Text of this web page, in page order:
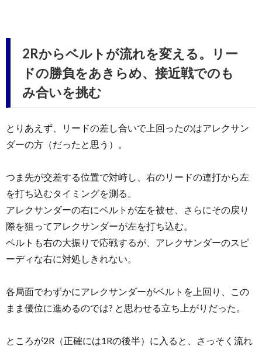
2Rからベルトが流れを変える。リー
ドの勝負をあきらめ、接近戦でのも
み合いを挑む
とりあえず、リードの差し合いで上回ったのはアレクサン
ダーの方（だったと思う）。
つま先が交差する位置で対峙し、右のリードの連打から左
を打ち込むタイミングを測る。
アレクサンダーの右にベルトが左を被せ、さらにその戻り
際を狙ってアレクサンダーが左を打ち込む。
ベルトも右の大振りで応戦するが、アレクサンダーのスピ
ーディな右に対処しきれない。
各局面でわずかにアレクサンダーがベルトを上回り、この
まま優位に進めるのでは? と思わせる立ち上がりだった。
ところが2R（正確には1Rの後半）に入ると、さっそく流れ